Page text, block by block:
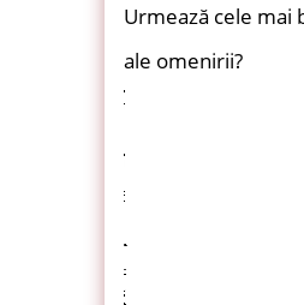
Urmează cele mai
ale omenirii?